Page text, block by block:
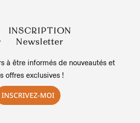
INSCRIPTION
Newsletter
à être informés de nouveautés et
offres exclusives !
INSCRIVEZ-MOI